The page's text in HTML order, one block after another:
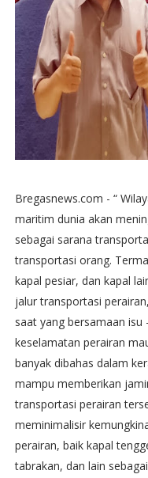
Bregasnews.com - “
maritim dunia akan
sebagai sarana
transportasi orang.
kapal pesiar, dan kapal
jalur transportasi
saat yang bersamaan
keselamatan perairan
banyak dibahas dalam
mampu memberikan
transportasi perairan
meminimalisir
perairan, baik kapal
tabrakan, dan lain